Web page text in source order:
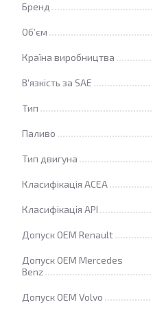
Бренд
Об’єм
Країна виробництва
В'язкість за SAE
Тип
Паливо
Тип двигуна
Класифікація ACEA
Класифікація API
Допуск OEM Renault
Допуск OEM Mercedes
Benz
Допуск OEM Volvo